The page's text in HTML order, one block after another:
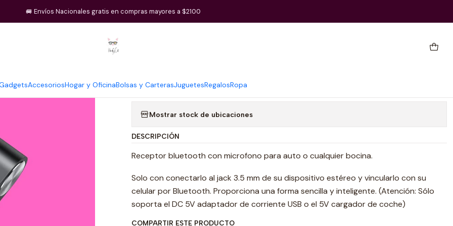
AccesoriosHogar y OficinaBolsas y CarterasJuguetesRegalosRopa
🚐 Envíos Nacionales gratis en compras mayores a $2100
Inicio Gadgets Receptor Bluetooth 5.0 de Coche
Cantidad
Agregar al Carrito
Mostrar stock de ubicaciones
DESCRIPCIÓN
Receptor bluetooth con microfono para auto o cualquier bocina.
Solo con conectarlo al jack 3.5 mm de su dispositivo estéreo y vincularlo con su
celular por Bluetooth. Proporciona una forma sencilla y inteligente. (Atención: Sólo
soporta el DC 5V adaptador de corriente USB o el 5V cargador de coche)
COMPARTIR ESTE PRODUCTO